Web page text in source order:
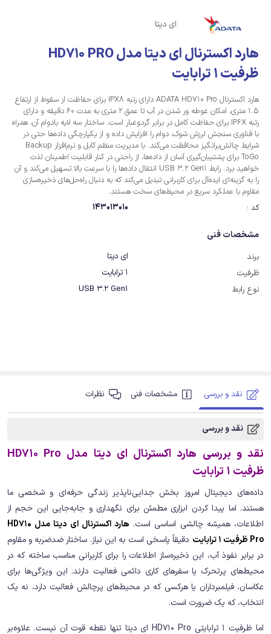
ای دیتا
هارد اکسترنال ای دیتا مدل HD710 PRO
ظرفیت 1 ترابایت
هارد اکسترنال ADATA HD710 Pro دارای رتبه IPX8 برای حفاظت از سقوط از ارتفاع
1.5 متری، امکان غوطه ور شدن در آب تا عمق 2 متری به مدت 60 دقیقه و دارای
رتبه IP6X برای حفاظت کامل در برابر گردوغبار است. ساختار سه لایه بادوام آن، همراه
با فناوری سنجش لرزش شوک، دوام را افزایش داده و از یکپارچگی داده‌ها حتی در
شرایط چالش‌برانگیز محافظت می‌کند. با مدیریت منظم کابل و نرم‌افزار Backup
ToGo برای پشتیبان‌گیری آسان از داده‌ها، از راحتی در کنار قابلیت اطمینان لذت
خواهید برد. رابط USB 3.2 Gen1 انتقال داده‌ها را با سرعت بالا تسهیل می‌کند و آن
را به گزینه‌ای ایده‌آل برای کاربرانی تبدیل می‌کند که به دنبال راه‌حل‌های ذخیره‌سازی
مقاوم با عملکرد سریع در محیط‌های سخت هستند.
کد :
143013010
مشخصات فنی
برند
ای دیتا
ظرفیت
1 ترابایت
نوع رابط
USB 3.2 Gen1
نقد و بررسی مشخصات فنی نظرات
نقد و بررسی
نقد و بررسی هارد اکسترنال ای دیتا مدل HD710 Pro
ظرفیت 1 ترابایت
داده‌های دیجیتال امروز بخش جدایی‌ناپذیر زندگی حرفه‌ای و شخصی ما
هستند. اما پیدا کردن ابزاری مطمئن برای نگهداری و جابه‌جایی این حجم از
اطلاعات، همیشه چالشی اساسی است.
هارد اکسترنال ای دیتا مدل HD710
Pro ظرفیت 1 ترابایت
دقیقاً پاسخی است به این نیاز. ساختار ضدضربه و مقاوم
در برابر نفوذ آب، این ذخیره‌ساز اطلاعات را برای کاربرانی مناسب ساخته که در
محیط‌های پرتحرک یا سفرهای کاری دائمی فعالیت دارند. این ویژگی‌ها برای
عکاسان، فیلمبرداران یا هرکسی که در محیط‌های پرچالش فعالیت دارد، نه یک
انتخاب، که یک ضرورت است.
اما ظرفیت 1 ترابایتی HD710 Pro ای دیتا تنها نقطه قوت آن نیست. علاوه‌بر